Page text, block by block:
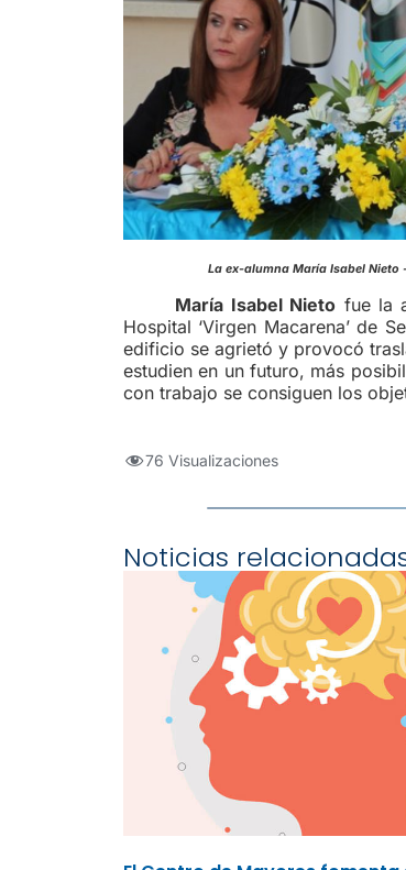
La ex-alumna María
María Isabel Nieto fue la
Hospital ‘Virgen Macarena’ de
edificio se agrietó y provocó
estudien en un futuro, más
con trabajo se consiguen los
76 Visualizaciones
Noticias